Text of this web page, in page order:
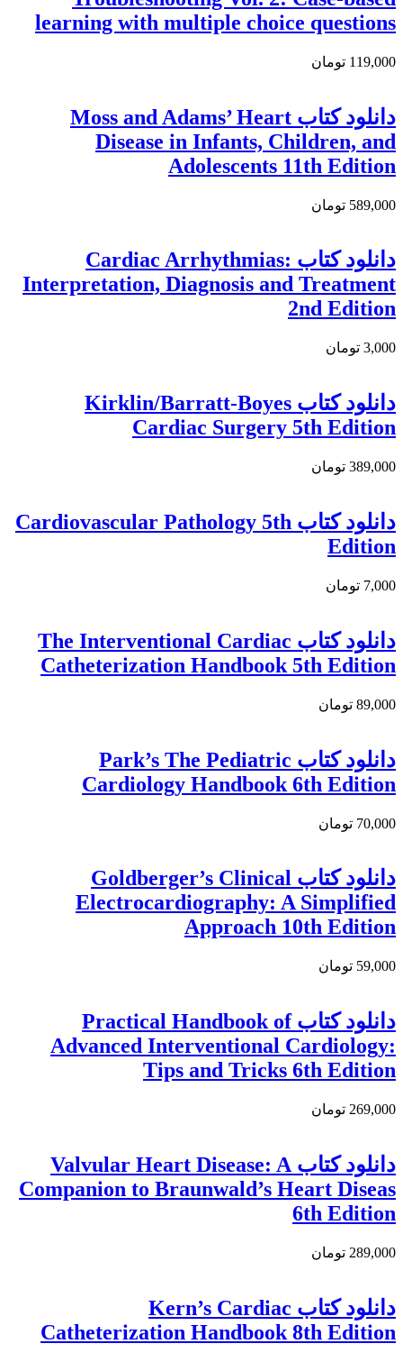
learning with multiple choice questions
119,000 تومان
دانلود کتاب Moss and Adams’ Heart
Disease in Infants, Children, and
Adolescents 11th Edition
589,000 تومان
دانلود کتاب Cardiac Arrhythmias:
Interpretation, Diagnosis and Treatment
2nd Edition
3,000 تومان
دانلود کتاب Kirklin/Barratt-Boyes
Cardiac Surgery 5th Edition
389,000 تومان
دانلود کتاب Cardiovascular Pathology 5th
Edition
7,000 تومان
دانلود کتاب The Interventional Cardiac
Catheterization Handbook 5th Edition
89,000 تومان
دانلود کتاب Park’s The Pediatric
Cardiology Handbook 6th Edition
70,000 تومان
دانلود كتاب Goldberger’s Clinical
Electrocardiography: A Simplified
Approach 10th Edition
59,000 تومان
دانلود کتاب Practical Handbook of
Advanced Interventional Cardiology:
Tips and Tricks 6th Edition
269,000 تومان
دانلود کتاب Valvular Heart Disease: A
Companion to Braunwald’s Heart Diseas
6th Edition
289,000 تومان
دانلود کتاب Kern’s Cardiac
Catheterization Handbook 8th Edition